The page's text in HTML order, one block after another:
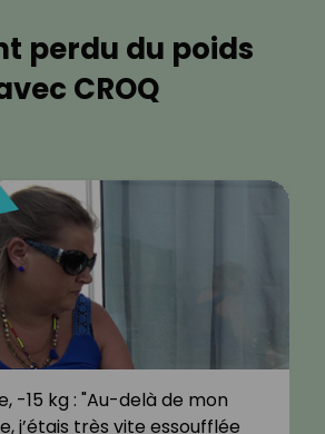
perdu du poids
CROQ
kg : "Sur Facebook, je suis
des publicités pour le